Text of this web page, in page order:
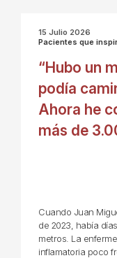
15 Julio 2026
Pacientes que
“Hubo un
podía
Ahora he
más de
Cuando Juan
de 2023, había
metros. La
inflamatoria poco